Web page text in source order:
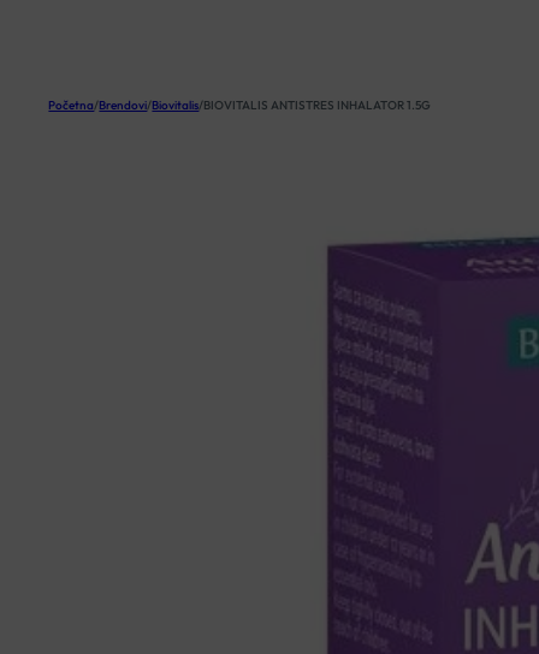
Početna/Brendovi/Biovitalis/BIOVITALIS ANTISTRES INHALATOR 1.5G